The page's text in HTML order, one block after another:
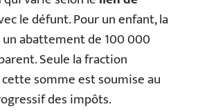
le défunt. Pour un enfant, la
un abattement de 100 000
Seule la fraction
somme est soumise au
des impôts.